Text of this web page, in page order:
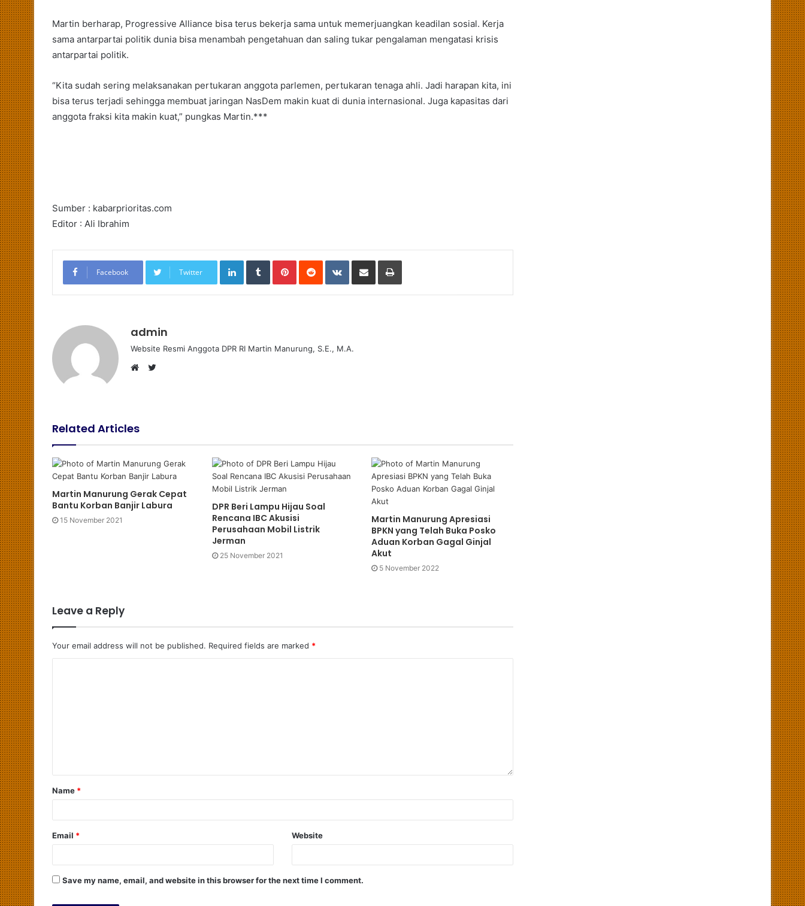
Martin berharap, Progressive Alliance bisa terus bekerja sama untuk memerjuangkan keadilan sosial. Kerja
sama antarpartai politik dunia bisa menambah pengetahuan dan saling tukar pengalaman mengatasi krisis
antarpartai politik.
“Kita sudah sering melaksanakan pertukaran anggota parlemen, pertukaran tenaga ahli. Jadi harapan kita, ini
bisa terus terjadi sehingga membuat jaringan NasDem makin kuat di dunia internasional. Juga kapasitas dari
anggota fraksi kita makin kuat,” pungkas Martin.***
Sumber : kabarprioritas.com
Editor : Ali Ibrahim
Facebook Twitter
LinkedIn Tumblr Pinterest Reddit VKontakte
admin
Website Resmi Anggota DPR RI Martin Manurung, S.E., M.A.
i
t
r
Related Articles
Martin Manurung Gerak Cepat
Bantu Korban Banjir Labura
15 November 2021
DPR Beri Lampu Hijau Soal
Rencana IBC Akusisi
Perusahaan Mobil Listrik
Jerman
25 November 2021
Martin Manurung Apresiasi
BPKN yang Telah Buka Posko
Aduan Korban Gagal Ginjal
Akut
5 November 2022
Leave a Reply
Your email address will not be published. Required fields are marked *
Name *
Email * Website
Save my name, email, and website in this browser for the next time I comment.